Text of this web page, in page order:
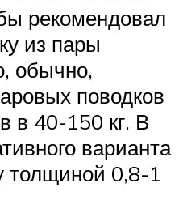
рекомендовал
из пары
обычно,
поводков
в 40-150 кг. В
варианта
толщиной 0,8-1